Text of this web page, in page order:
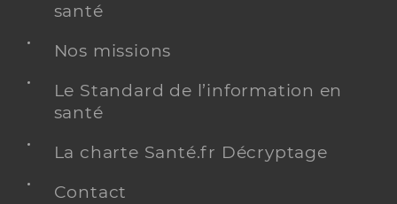
santé
Nos missions
Le Standard de l’information en
santé
La charte Santé.fr Décryptage
Contact